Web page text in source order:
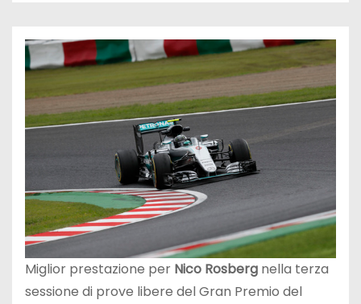
Miglior prestazione per Nico Rosberg nella terza
sessione di prove libere del Gran Premio del